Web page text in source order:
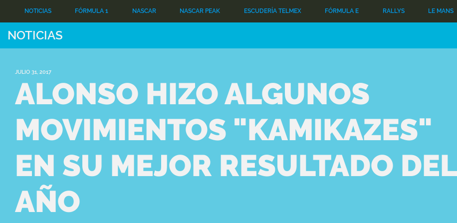
NOTICIAS FÓRMULA 1 NASCAR NASCAR PEAK ESCUDERÍA TELMEX FÓRMULA E RALLYS LE MANS
NOTICIAS
JULIO 31, 2017
ALONSO HIZO ALGUNOS
MOVIMIENTOS "KAMIKAZES"
EN SU MEJOR RESULTADO DEL
AÑO